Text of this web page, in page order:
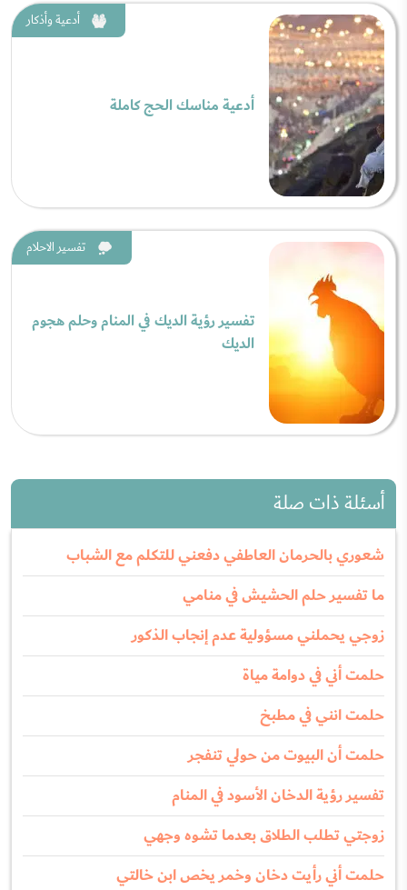
أدعية وأذكار
أدعية مناسك الحج كاملة
تفسير الاحلام
تفسير رؤية الديك في المنام وحلم هجوم
الديك
أسئلة ذات صلة
شعوري بالحرمان العاطفي دفعني للتكلم مع الشباب
ما تفسير حلم الحشيش في منامي
زوجي يحملني مسؤولية عدم إنجاب الذكور
حلمت أني في دوامة مياة
حلمت انني في مطبخ
حلمت أن البيوت من حولي تنفجر
تفسير رؤية الدخان الأسود في المنام
زوجتي تطلب الطلاق بعدما تشوه وجهي
حلمت أني رأيت دخان وخمر يخص ابن خالتي